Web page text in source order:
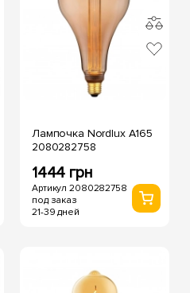
Лампочка Nordlux А165
2080282758
1444 грн
Артикул 2080282758
под заказ
21-39 дней